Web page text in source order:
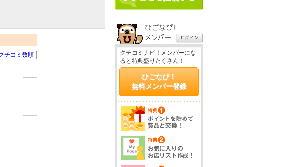
チコミ数順
クチコミナビ！メンバーにな
ると特典盛りだくさん！
ひごなび！
無料メンバー登録